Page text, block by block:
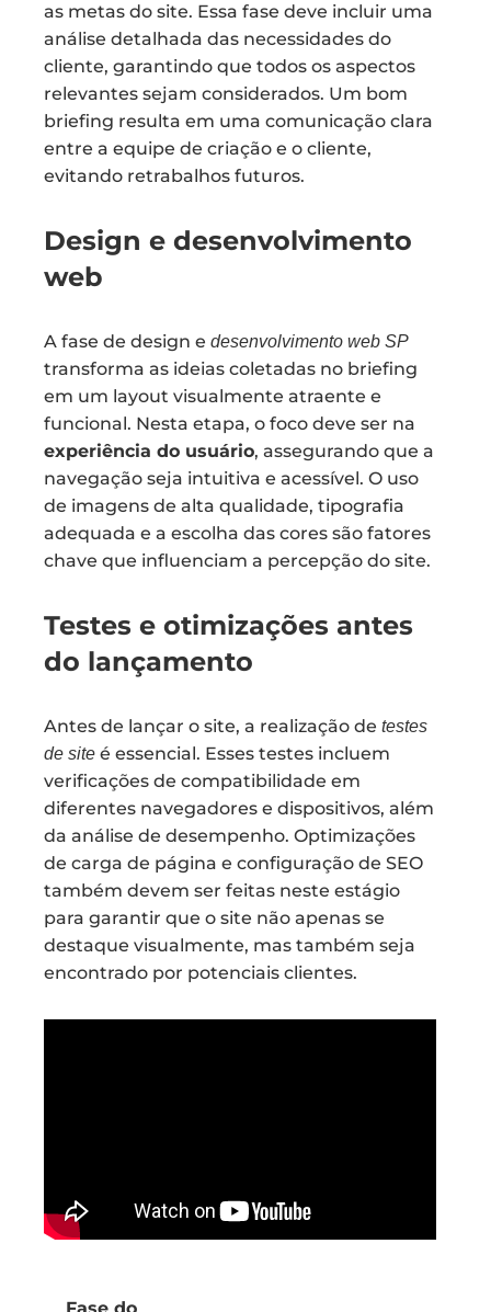
as metas do site. Essa fase deve incluir uma
análise detalhada das necessidades do
cliente, garantindo que todos os aspectos
relevantes sejam considerados. Um bom
briefing resulta em uma comunicação clara
entre a equipe de criação e o cliente,
evitando retrabalhos futuros.
Design e desenvolvimento
web
A fase de design e desenvolvimento web SP
transforma as ideias coletadas no briefing
em um layout visualmente atraente e
funcional. Nesta etapa, o foco deve ser na
experiência do usuário, assegurando que a
navegação seja intuitiva e acessível. O uso
de imagens de alta qualidade, tipografia
adequada e a escolha das cores são fatores
chave que influenciam a percepção do site.
Testes e otimizações antes
do lançamento
Antes de lançar o site, a realização de testes
de site é essencial. Esses testes incluem
verificações de compatibilidade em
diferentes navegadores e dispositivos, além
da análise de desempenho. Optimizações
de carga de página e configuração de SEO
também devem ser feitas neste estágio
para garantir que o site não apenas se
destaque visualmente, mas também seja
encontrado por potenciais clientes.